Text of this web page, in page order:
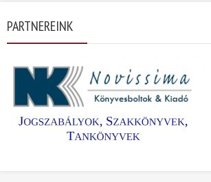
PARTNEREINK